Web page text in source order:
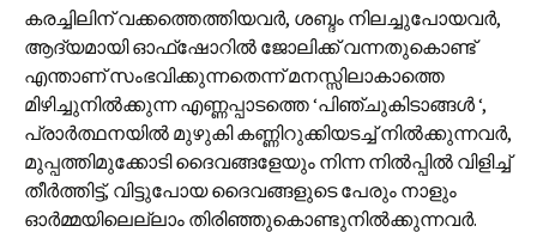
കരച്ചിലിന് വക്കത്തെത്തിയവര്‍, ശബ്ദം നിലച്ചുപോയവര്‍,
ആദ്യമായി ഓഫ്‌ഷോറില്‍ ജോലിക്ക് വന്നതുകൊണ്ട്
എന്താണ് സംഭവിക്കുന്നതെന്ന് മനസ്സിലാകാത്തെ
മിഴിച്ചുനില്‍ക്കുന്ന എണ്ണപ്പാടത്തെ ‘പിഞ്ചുകിടാങ്ങള്‍ ‘,
പ്രാര്‍ത്ഥനയില്‍ മുഴുകി കണ്ണിറുക്കിയടച്ച് നില്‍ക്കുന്നവര്‍,
മുപ്പത്തിമുക്കോടി ദൈവങ്ങളേയും നിന്ന നില്‍പ്പില്‍ വിളിച്ച്
തീര്‍ത്തിട്ട്, വിട്ടുപോയ ദൈവങ്ങളുടെ പേരും നാളും
ഓര്‍മ്മയിലെല്ലാം തിരിഞ്ഞുകൊണ്ടുനില്‍ക്കുന്നവര്‍.